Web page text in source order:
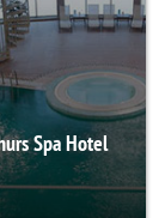
Spa Hotel